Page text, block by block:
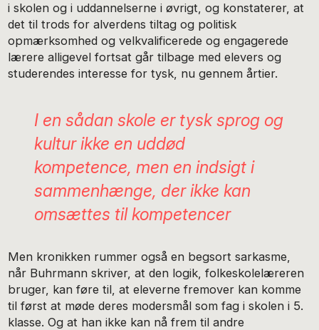
i skolen og i uddannelserne i øvrigt, og konstaterer, at
det til trods for alverdens tiltag og politisk
opmærksomhed og velkvalificerede og engagerede
lærere alligevel fortsat går tilbage med elevers og
studerendes interesse for tysk, nu gennem årtier.
I en sådan skole er tysk sprog og
kultur ikke en uddød
kompetence, men en indsigt i
sammenhænge, der ikke kan
omsættes til kompetencer
Men kronikken rummer også en begsort sarkasme,
når Buhrmann skriver, at den logik, folkeskolelæreren
bruger, kan føre til, at eleverne fremover kan komme
til først at møde deres modersmål som fag i skolen i 5.
klasse. Og at han ikke kan nå frem til andre